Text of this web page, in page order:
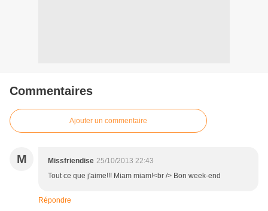
Commentaires
Ajouter un commentaire
M Missfriendise 25/10/2013 22:43
Tout ce que j'aime!!! Miam miam!<br /> Bon week-end
Répondre